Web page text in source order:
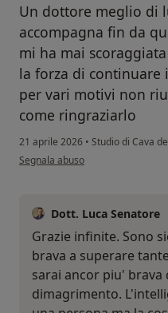
Un dottore meglio di
accompagna fin da
mi ha mai
la forza di continuare
per vari motivi non
come ringraziarlo
21 aprile 2026 • Studio di Cava
secondo l'opinione dell'utente A.D
Segnala abuso
Dott. Luca Senatore
Grazie infinite. Sono
brava a superare
sarai ancor piu'
dimagrimento.